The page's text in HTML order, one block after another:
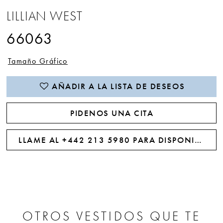
LILLIAN WEST
66063
Tamaño Gráfico
AÑADIR A LA LISTA DE DESEOS
PIDENOS UNA CITA
LLAME AL +442 213 5980 PARA DISPONIBILIDAD
OTROS VESTIDOS QUE TE